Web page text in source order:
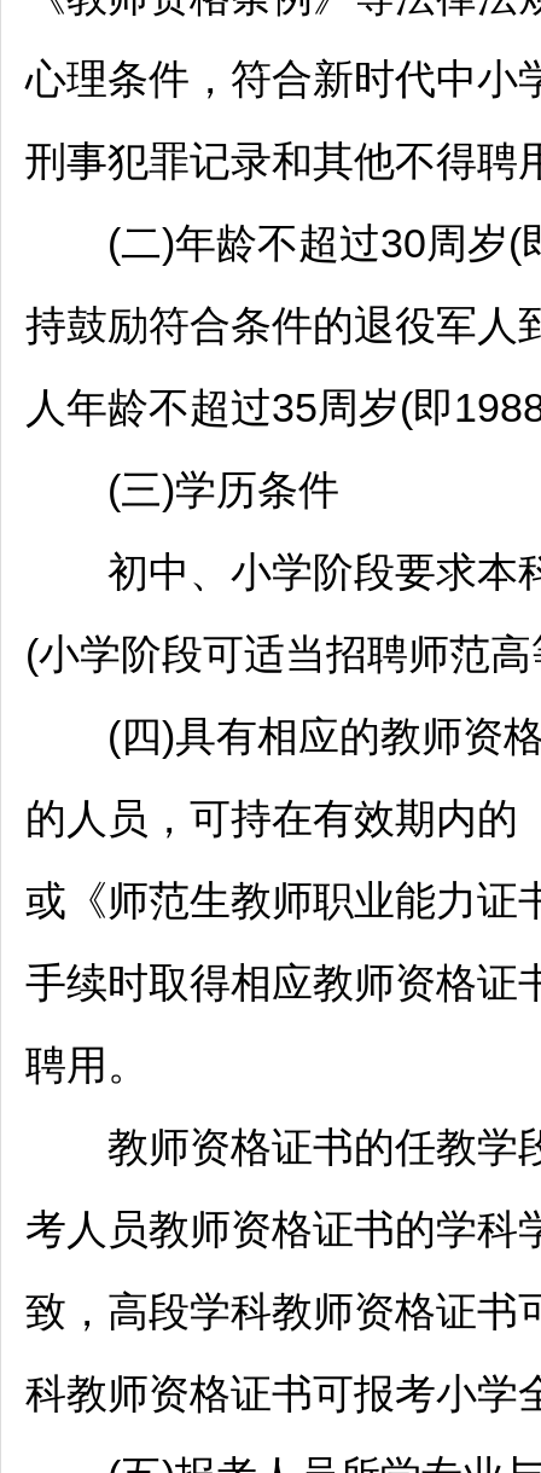
心理条件，符合新时代中小
刑事犯罪记录和其他不得聘
(二)年龄不超过30周岁(
持鼓励符合条件的退役军人
人年龄不超过35周岁(即
(三)学历条件
初中、小学阶段要求本
(小学阶段可适当招聘师范
(四)具有相应的教师资
的人员，可持在有效期内的
或《师范生教师职业能力证
手续时取得相应教师资格证
聘用。
教师资格证书的任教学
考人员教师资格证书的学科
致，高段学科教师资格证书
科教师资格证书可报考小学